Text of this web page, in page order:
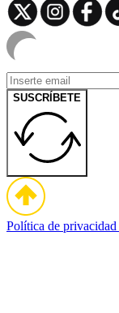
SUSCRÍBETE
Política de privacidad